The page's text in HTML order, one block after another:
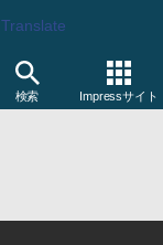
Translate
検索 Impressサイト